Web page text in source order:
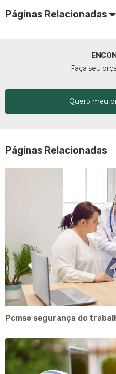
Páginas Relacionadas
Faça seu
Quero meu
Páginas Relacionadas
Pcmso segurança do